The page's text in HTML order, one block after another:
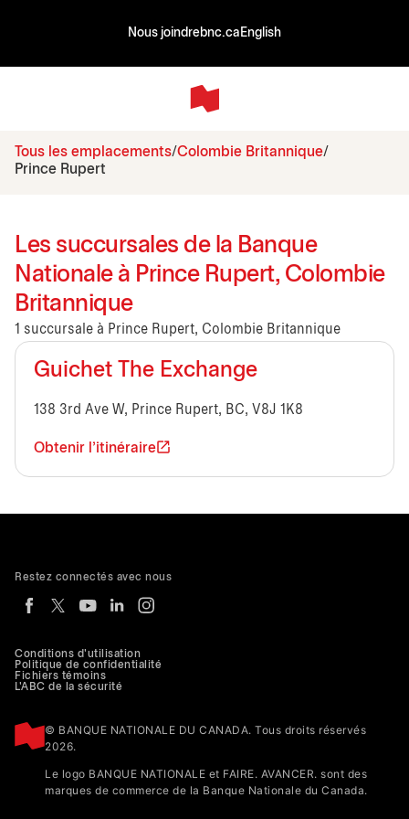
Nous joindrebnc.ca English
Tous les emplacements Colombie Britannique
Prince Rupert
Les succursales de la Banque
Nationale à Prince Rupert, Colombie
Britannique
1 succursale à Prince Rupert, Colombie Britannique
Guichet The Exchange
138 3rd Ave W, Prince Rupert, BC, V8J 1K8
Obtenir l'itinéraire
Conditions d'utilisation
Politique de confidentialité
Fichiers témoins
L'ABC de la sécurité
© BANQUE NATIONALE DU CANADA. Tous droits réservés
2026.
Le logo BANQUE NATIONALE et FAIRE. AVANCER. sont des
marques de commerce de la Banque Nationale du Canada.
Restez connectés avec nous